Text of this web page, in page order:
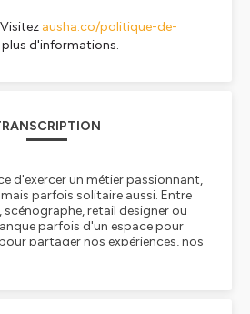
ausha.co/politique-de-
d'informations.
d'exercer un métier passionnant,
parfois solitaire aussi. Entre
scénographe, retail designer ou
parfois d'un espace pour
partager nos expériences, nos
ou tout simplement pour